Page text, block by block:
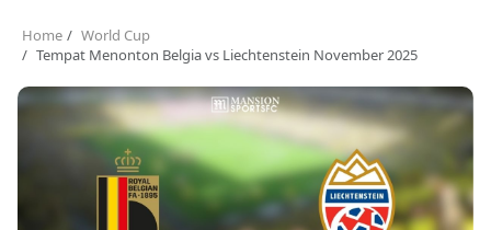
Home
World Cup
Tempat Menonton Belgia vs Liechtenstein November 2025